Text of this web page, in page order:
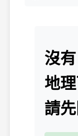
沒
地
請先